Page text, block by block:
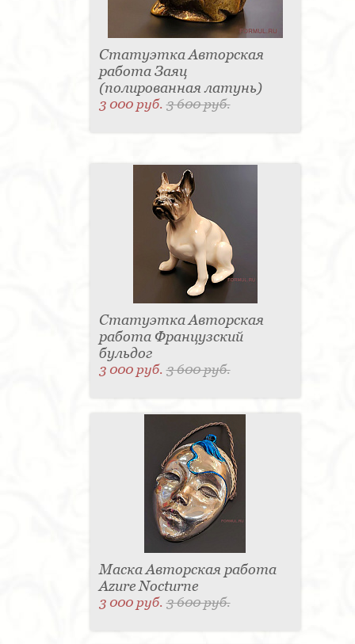
Статуэтка Авторская
работа Заяц
(полированная латунь)
3 000 руб.3 600 руб.
Статуэтка Авторская
работа Французский
бульдог
3 000 руб.3 600 руб.
Маска Авторская работа
Azure Nocturne
3 000 руб.3 600 руб.